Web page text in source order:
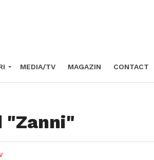
MEDIA/TV MAGAZIN CONTACT
"Zanni"